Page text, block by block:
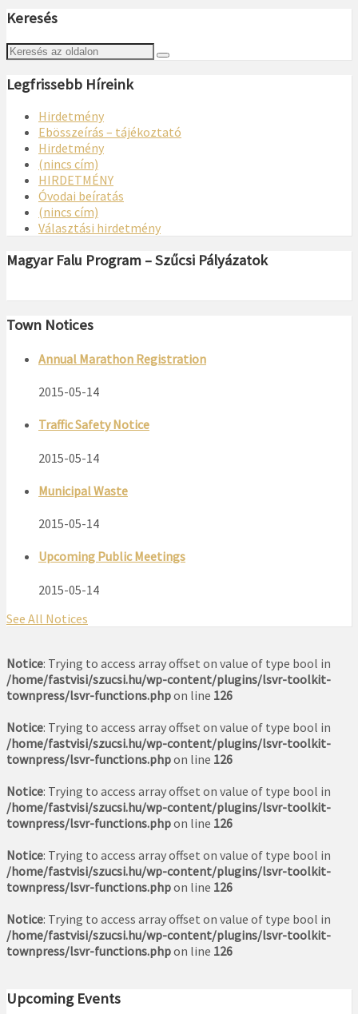
Keresés
Legfrissebb Híreink
Hirdetmény
Ebösszeírás – tájékoztató
Hirdetmény
(nincs cím)
HIRDETMÉNY
Óvodai beíratás
(nincs cím)
Választási hirdetmény
Magyar Falu Program – Szűcsi Pályázatok
Town Notices
Annual Marathon Registration
2015-05-14
Traffic Safety Notice
2015-05-14
Municipal Waste
2015-05-14
Upcoming Public Meetings
2015-05-14
See All Notices
Notice: Trying to access array offset on value of type bool in
/home/fastvisi/szucsi.hu/wp-content/plugins/lsvr-toolkit-
townpress/lsvr-functions.phpon line 126
Notice: Trying to access array offset on value of type bool in
/home/fastvisi/szucsi.hu/wp-content/plugins/lsvr-toolkit-
townpress/lsvr-functions.phpon line 126
Notice: Trying to access array offset on value of type bool in
/home/fastvisi/szucsi.hu/wp-content/plugins/lsvr-toolkit-
townpress/lsvr-functions.phpon line 126
Notice: Trying to access array offset on value of type bool in
/home/fastvisi/szucsi.hu/wp-content/plugins/lsvr-toolkit-
townpress/lsvr-functions.phpon line 126
Notice: Trying to access array offset on value of type bool in
/home/fastvisi/szucsi.hu/wp-content/plugins/lsvr-toolkit-
townpress/lsvr-functions.phpon line 126
Upcoming Events